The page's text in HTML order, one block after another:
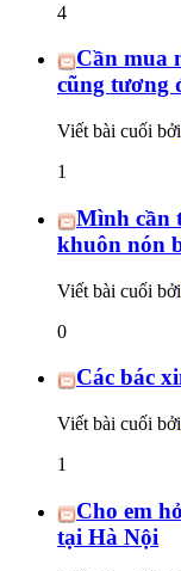
4
Cần mua
cũng tương
Viết bài cuối bởi
1
Mình cần
khuôn nón
Viết bài cuối bởi
0
Các bác
Viết bài cuối bởi
1
Cho em
tại Hà Nội